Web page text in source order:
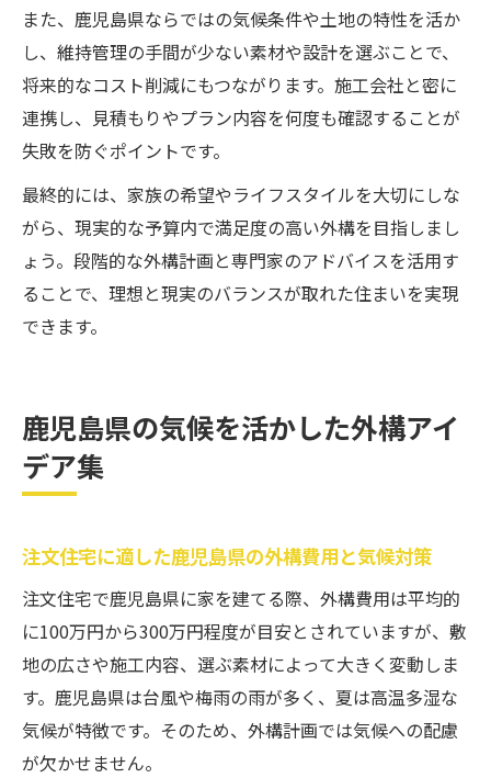
また、鹿児島県ならではの気候条件や土地の特性を活か
し、維持管理の手間が少ない素材や設計を選ぶことで、
将来的なコスト削減にもつながります。施工会社と密に
連携し、見積もりやプラン内容を何度も確認することが
失敗を防ぐポイントです。
最終的には、家族の希望やライフスタイルを大切にしな
がら、現実的な予算内で満足度の高い外構を目指しまし
ょう。段階的な外構計画と専門家のアドバイスを活用す
ることで、理想と現実のバランスが取れた住まいを実現
できます。
鹿児島県の気候を活かした外構アイ
デア集
注文住宅に適した鹿児島県の外構費用と気候対策
注文住宅で鹿児島県に家を建てる際、外構費用は平均的
に100万円から300万円程度が目安とされていますが、敷
地の広さや施工内容、選ぶ素材によって大きく変動しま
す。鹿児島県は台風や梅雨の雨が多く、夏は高温多湿な
気候が特徴です。そのため、外構計画では気候への配慮
が欠かせません。